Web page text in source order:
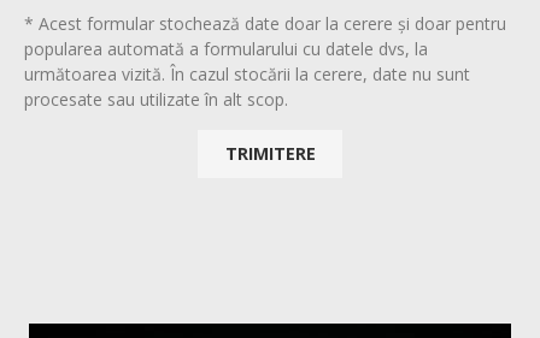
* Acest formular stochează date doar la cerere și doar pentru
popularea automată a formularului cu datele dvs, la
următoarea vizită. În cazul stocării la cerere, date nu sunt
procesate sau utilizate în alt scop.